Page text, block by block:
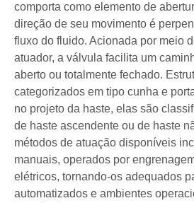
comporta como elemento de
direção de seu movimento é
fluxo do fluido. Acionada por meio
atuador, a válvula facilita um
aberto ou totalmente fechado.
categorizados em tipo cunha e
no projeto da haste, elas são
de haste ascendente ou de haste
métodos de atuação disponíveis
manuais, operados por
elétricos, tornando-os adequados
automatizados e ambientes